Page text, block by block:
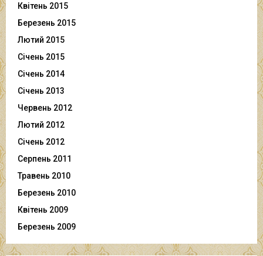
Квітень 2015
Березень 2015
Лютий 2015
Січень 2015
Січень 2014
Січень 2013
Червень 2012
Лютий 2012
Січень 2012
Серпень 2011
Травень 2010
Березень 2010
Квітень 2009
Березень 2009